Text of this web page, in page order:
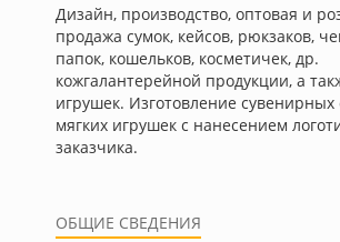
Дизайн, производство, оптовая и
продажа сумок, кейсов, рюкзаков,
папок, кошельков, косметичек, др.
кожгалантерейной продукции, а
игрушек. Изготовление сувенирных
мягких игрушек с нанесением
заказчика.
ОБЩИЕ СВЕДЕНИЯ